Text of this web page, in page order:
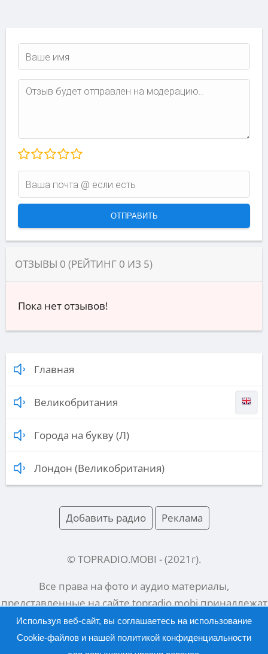
ОТЗЫВЫ 0 (РЕЙТИНГ 0 ИЗ 5)
Пока нет отзывов!
Главная
Великобритания
Города на букву (Л)
Лондон (Великобритания)
Добавить радио Реклама
© TOPRADIO.MOBI - (2021 г).
Все права на фото и аудио материалы,
представленные на сайтеtopradio.mobiпринадлежат
их законным владельцам.
Используя веб-сайт, вы соглашаетесь на использование
Cookie-файлов и нашей политикой конфиденциальности